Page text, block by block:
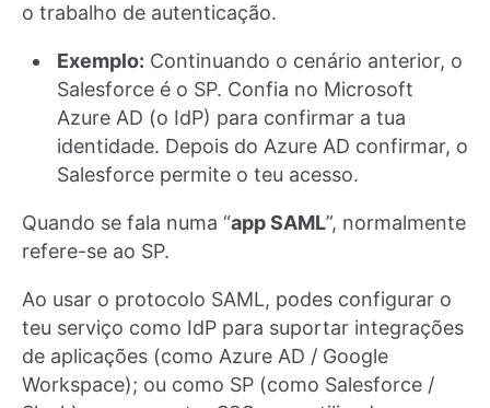
o trabalho de autenticação.
Exemplo: Continuando o cenário anterior, o
Salesforce é o SP. Confia no Microsoft
Azure AD (o IdP) para confirmar a tua
identidade. Depois do Azure AD confirmar, o
Salesforce permite o teu acesso.
Quando se fala numa “app SAML”, normalmente
refere-se ao SP.
Ao usar o protocolo SAML, podes configurar o
teu serviço como IdP para suportar integrações
de aplicações (como Azure AD / Google
Workspace); ou como SP (como Salesforce /